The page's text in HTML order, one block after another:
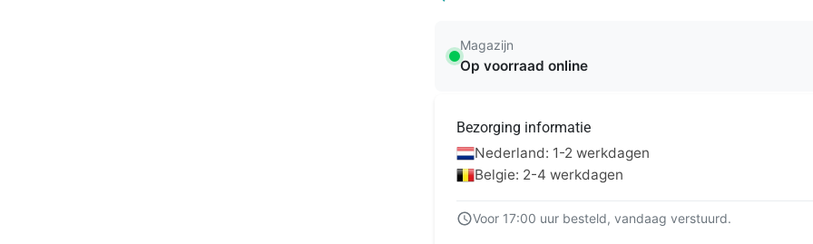
Magazijn
Op voorraad online
Bezorging informatie
Nederland: 1-2 werkdagen
Belgie: 2-4 werkdagen
Voor 17:00 uur besteld, vandaag verstuurd.